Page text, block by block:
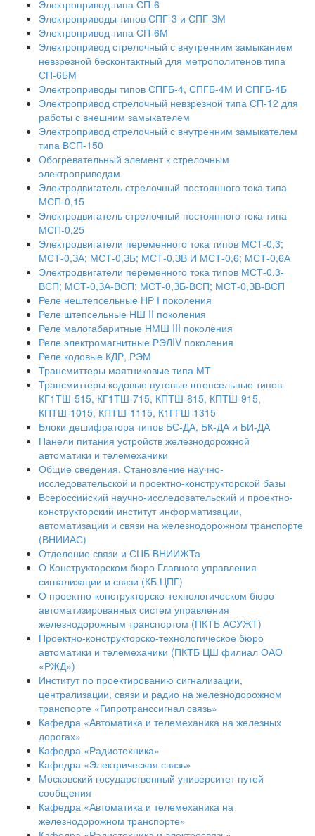
Электропривод типа СП-6
Электроприводы типов СПГ-3 и СПГ-ЗМ
Электропривод типа СП-6М
Электропривод стрелочный с внутренним замыканием
невзрезной бесконтактный для метрополитенов типа
СП-6БМ
Электроприводы типов СПГБ-4, СПГБ-4М И СПГБ-4Б
Электропривод стрелочный невзрезной типа СП-12 для
работы с внешним замыкателем
Электропривод стрелочный с внутренним замыкателем
типа ВСП-150
Обогревательный элемент к стрелочным
электроприводам
Электродвигатель стрелочный постоянного тока типа
МСП-0,15
Электродвигатель стрелочный постоянного тока типа
МСП-0,25
Электродвигатели переменного тока типов МСТ-0,3;
МСТ-0,ЗА; МСТ-0,ЗБ; МСТ-0,ЗВ И МСТ-0,6; МСТ-0,6А
Электродвигатели переменного тока типов МСТ-0,3-
ВСП; МСТ-0,ЗА-ВСП; МСТ-0,ЗБ-ВСП; МСТ-0,ЗВ-ВСП
Реле нештепсельные НР І поколения
Реле штепсельные НШ II поколения
Реле малогабаритные НМШ III поколения
Реле электромагнитные РЭЛIV поколения
Реле кодовые КДР, РЭМ
Трансмиттеры маятниковые типа МТ
Трансмиттеры кодовые путевые штепсельные типов
КГ1ТШ-515, КГ1ТШ-715, КПТШ-815, КПТШ-915,
КПТШ-1015, КПТШ-1115, К1ГГШ-1315
Блоки дешифратора типов БС-ДА, БК-ДА и БИ-ДА
Панели питания устройств железнодорожной
автоматики и телемеханики
Общие сведения. Становление научно-
исследовательской и проектно-конструкторской базы
Всероссийский научно-исследовательский и проектно-
конструкторский институт информатизации,
автоматизации и связи на железнодорожном транспорте
(ВНИИАС)
Отделение связи и СЦБ ВНИИЖТа
О Конструкторском бюро Главного управления
сигнализации и связи (КБ ЦПГ)
О проектно-конструкторско-технологическом бюро
автоматизированных систем управления
железнодорожным транспортом (ПКТБ АСУЖТ)
Проектно-конструкторско-технологическое бюро
автоматики и телемеханики (ПКТБ ЦШ филиал ОАО
«РЖД»)
Институт по проектированию сигнализации,
централизации, связи и радио на железнодорожном
транспорте «Гипротранссигнал связь»
Кафедра «Автоматика и телемеханика на железных
дорогах»
Кафедра «Радиотехника»
Кафедра «Электрическая связь»
Московский государственный университет путей
сообщения
Кафедра «Автоматика и телемеханика на
железнодорожном транспорте»